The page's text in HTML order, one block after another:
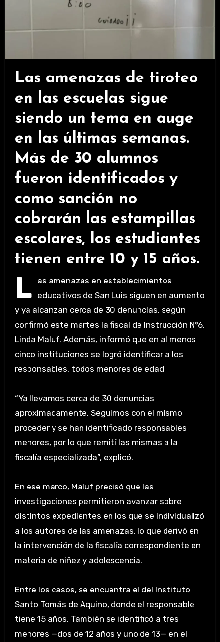
Las amenazas de tiroteo
en las escuelas sigue
siendo un tema en auge
en las últimas semanas.
Más de 30 alumnos
fueron identificados y
como sanción no
cobrarán las estampillas
escolares, los estudiantes
tienen entre 10 y 15 años.
L as amenazas en establecimientos
educativos de San Luis siguen en aumento
y ya alcanzan cerca de 30 denuncias, según
confirmó este martes la fiscal de Instrucción N°6,
Linda Maluf. Además, informó que en al menos
cinco instituciones se logró identificar a los
responsables, todos menores de edad.
“Ya llevamos cerca de 30 denuncias
aproximadamente. Seguimos con el mismo
proceder y se han identificado responsables
menores, por lo que remití las mismas a la
fiscalía especializada”, explicó.
En ese marco, Maluf precisó que las
investigaciones permitieron avanzar sobre
distintos expedientes en los que se individualizó
a los autores de las amenazas, lo que derivó en
la intervención de la fiscalía correspondiente en
materia de niñez y adolescencia.
Entre los casos, se encuentra el del Instituto
Santo Tomás de Aquino, donde el responsable
tiene 15 años. También se identificó a tres
menores —dos de 12 años y uno de 13— en el